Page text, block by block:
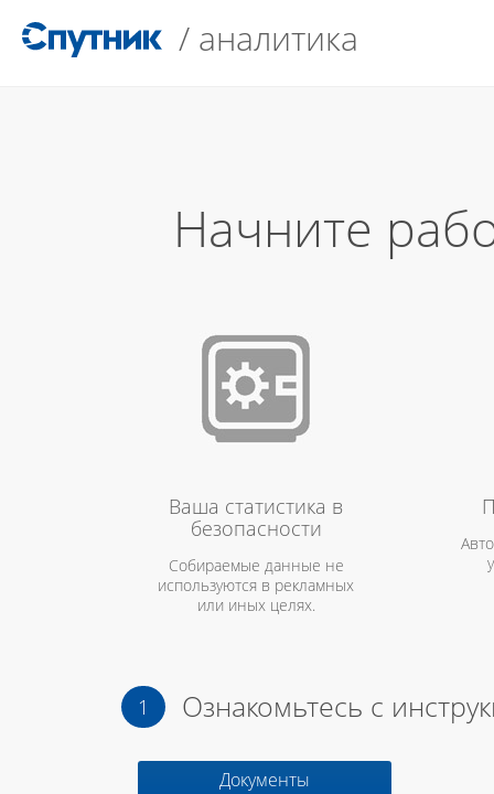
/ аналитика
Начните
Ваша статистика в
безопасности
Собираемые данные не
используются в рекламных
или иных целях.
Ознакомьтесь с
Документы